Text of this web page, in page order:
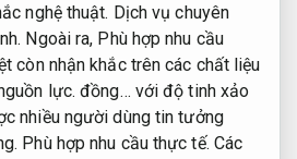
nghệ thuật. Dịch vụ chuyên
Ngoài ra, Phù hợp nhu cầu
còn nhận khắc trên các chất liệu
lực. đồng… với độ tinh xảo
nhiều người dùng tin tưởng
Phù hợp nhu cầu thực tế. Các